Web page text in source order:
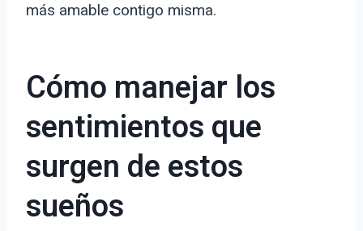
más amable contigo misma.
Cómo manejar los
sentimientos que
surgen de estos
sueños